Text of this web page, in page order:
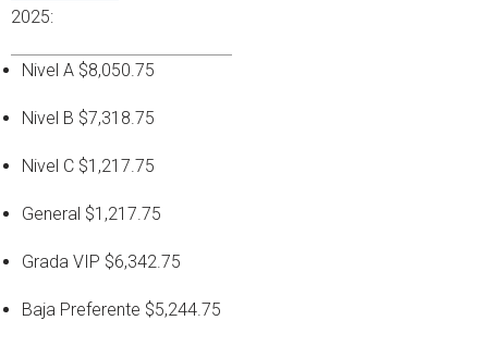
2025:
Nivel A $8,050.75
Nivel B $7,318.75
Nivel C $1,217.75
General $1,217.75
Grada VIP $6,342.75
Baja Preferente $5,244.75